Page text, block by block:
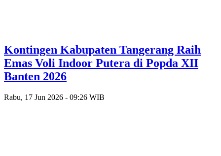
Kontingen Kabupaten Tangerang Raih
Emas Voli Indoor Putera di Popda XII
Banten 2026
Rabu, 17 Jun 2026 - 09:26 WIB